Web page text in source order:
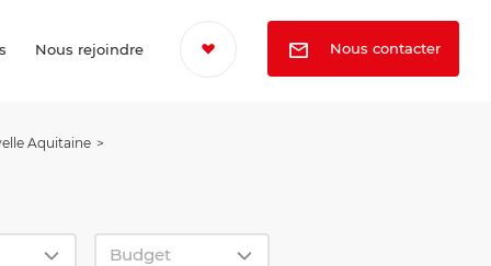
Nous rejoindre Nous contacter
Aquitaine
Budget